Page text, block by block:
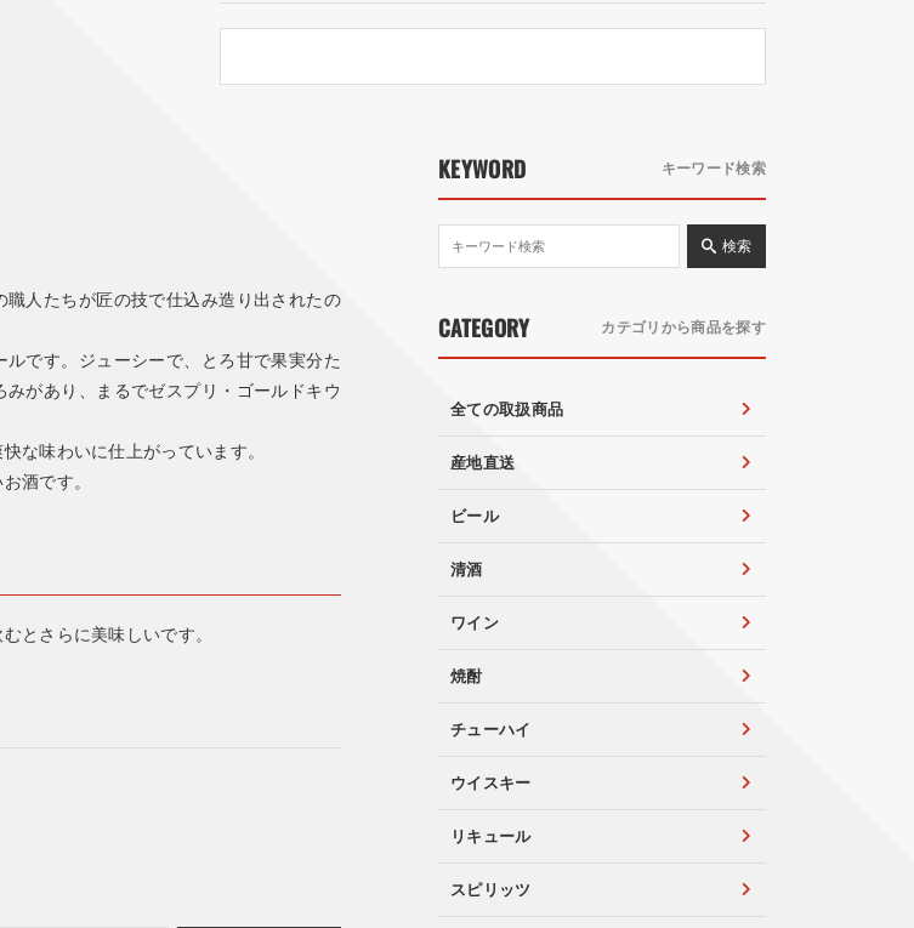
人たちが匠の技で仕込み造り出されたの
です。ジューシーで、とろ甘で果実分た
があり、まるでゼスプリ・ゴールドキウ
な味わいに仕上がっています。
酒です。
とさらに美味しいです。
KEYWORD キーワード検索
検索
CATEGORY カテゴリから商品を探す
全ての取扱商品
産地直送
ビール
清酒
ワイン
焼酎
チューハイ
ウイスキー
リキュール
スピリッツ